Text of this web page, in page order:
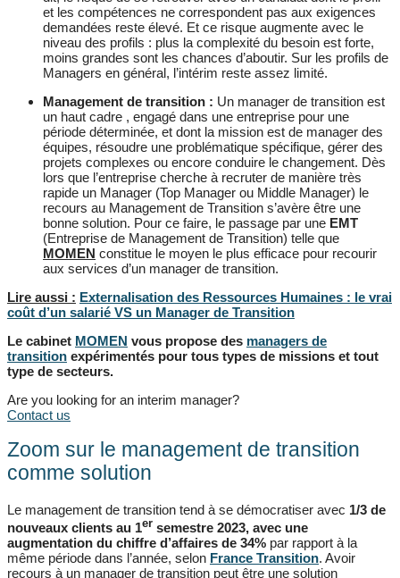
et les compétences ne correspondent pas aux exigences
demandées reste élevé. Et ce risque augmente avec le
niveau des profils : plus la complexité du besoin est forte,
moins grandes sont les chances d’aboutir. Sur les profils de
Managers en général, l’intérim reste assez limité.
Management de transition : Un manager de transition est
un haut cadre , engagé dans une entreprise pour une
période déterminée, et dont la mission est de manager des
équipes, résoudre une problématique spécifique, gérer des
projets complexes ou encore conduire le changement. Dès
lors que l’entreprise cherche à recruter de manière très
rapide un Manager (Top Manager ou Middle Manager) le
recours au Management de Transition s’avère être une
bonne solution. Pour ce faire, le passage par une EMT
(Entreprise de Management de Transition) telle que
MOMEN constitue le moyen le plus efficace pour recourir
aux services d’un manager de transition.
Lire aussi : Externalisation des Ressources Humaines : le vrai
coût d’un salarié VS un Manager de Transition
Le cabinet MOMEN vous propose des managers de
transition expérimentés pour tous types de missions et tout
type de secteurs.
Are you looking for an interim manager?
Contact us
Zoom sur le management de transition
comme solution
Le management de transition tend à se démocratiser avec 1/3 de
nouveaux clients au 1er semestre 2023, avec une
augmentation du chiffre d’affaires de 34% par rapport à la
même période dans l’année, selon France Transition. Avoir
recours à un manager de transition peut être une solution